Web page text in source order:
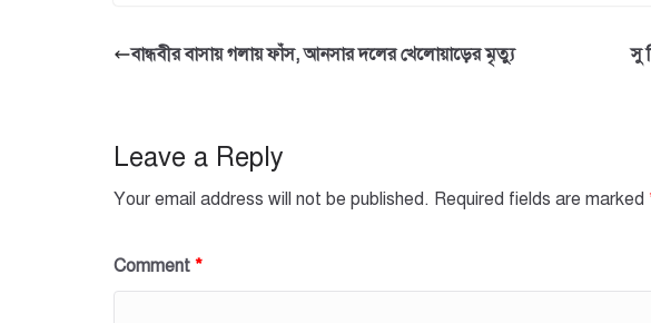
e
o
k
er s
p
e
বান্ধবীর বাসায় গলায় ফাঁস, আনসার দলের খেলোয়াড়ের মৃত্যু সু
Leave a Reply
Your email address will not be published. Required fields are marked
Comment *